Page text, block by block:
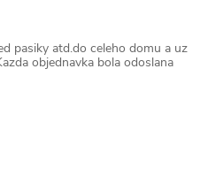
pasiky atd.do celeho domu a uz
objednavka bola odoslana